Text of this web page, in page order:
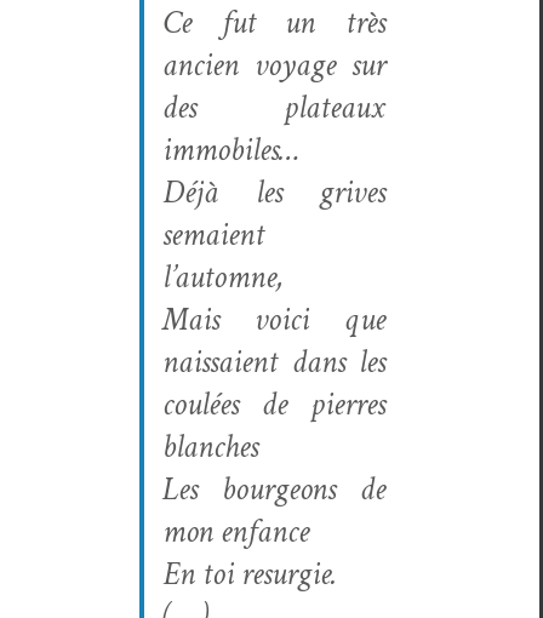
Ce fut un très
ancien voy­age sur
des plateaux
immobiles…
Déjà les grives
semaient
l’automne,
Mais voici que
nais­saient dans les
coulées de pier­res
blanches
Les bour­geons de
mon enfance
En toi resurgie.